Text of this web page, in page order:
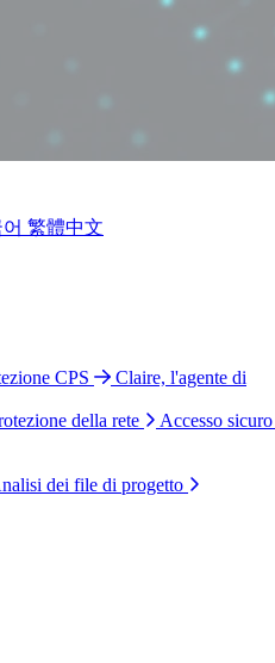
繁體中文
CPS
Claire, l'agente di
della rete
Accesso sicuro
dei file di progetto